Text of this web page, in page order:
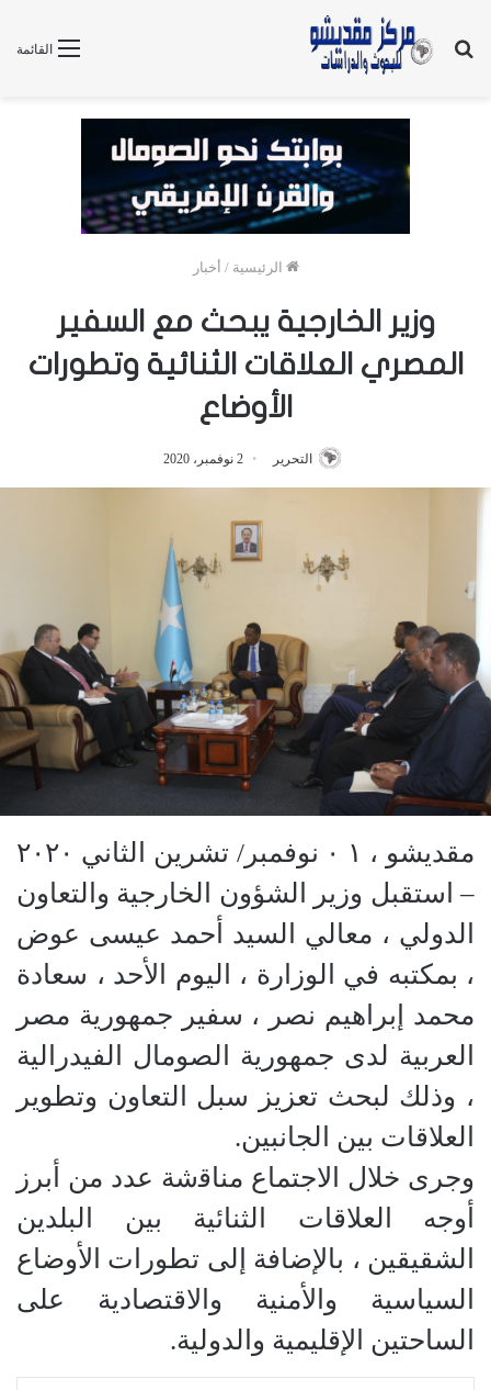
القائمة
بحث
الرئيسية / أخبار
وزير الخارجية يبحث مع السفير
المصري العلاقات الثنائية وتطورات
الأوضاع
التحرير 2 نوفمبر، 2020
مقديشو ، ١ ٠ نوفمبر/ تشرين الثاني ٢٠٢٠
– استقبل وزير الشؤون الخارجية والتعاون
الدولي ، معالي السيد أحمد عيسى عوض
، بمكتبه في الوزارة ، اليوم الأحد ، سعادة
محمد إبراهيم نصر ، سفير جمهورية مصر
العربية لدى جمهورية الصومال الفيدرالية
، وذلك لبحث تعزيز سبل التعاون وتطوير
العلاقات بين الجانبين.
وجرى خلال الاجتماع ﻣﻨﺎﻗشة عدد من أبرز
أوجه العلاقات الثنائية بين البلدين
الشقيقين ، بالإضافة إلى تطورات الأوضاع
السياسية والأمنية والاقتصادية على
الساحتين الإقليمية والدولية.